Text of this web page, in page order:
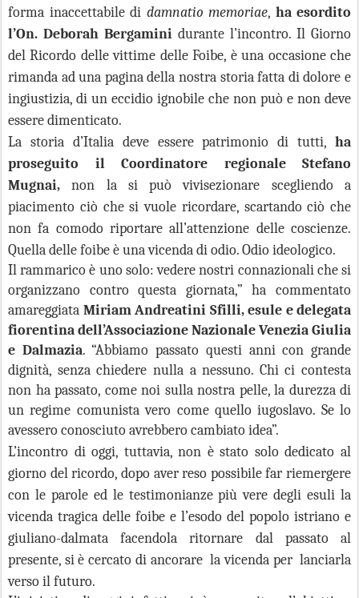
forma inaccettabile di damnatio memoriae, ha esordito
l’On. Deborah Bergamini durante l’incontro. Il Giorno
del Ricordo delle vittime delle Foibe, è una occasione che
rimanda ad una pagina della nostra storia fatta di dolore e
ingiustizia, di un eccidio ignobile che non può e non deve
essere dimenticato.
La storia d’Italia deve essere patrimonio di tutti, ha
proseguito il Coordinatore regionale Stefano
Mugnai, non la si può vivisezionare scegliendo a
piacimento ciò che si vuole ricordare, scartando ciò che
non fa comodo riportare all’attenzione delle coscienze.
Quella delle foibe è una vicenda di odio. Odio ideologico.
Il rammarico è uno solo: vedere nostri connazionali che si
organizzano contro questa giornata,” ha commentato
amareggiata Miriam Andreatini Sfilli, esule edelegata
fiorentina dell’Associazione Nazionale Venezia Giulia
e Dalmazia. “Abbiamo passato questi anni con grande
dignità, senza chiedere nulla a nessuno. Chi ci contesta
non ha passato, come noi sulla nostra pelle, la durezza di
un regime comunista vero come quello iugoslavo. Se lo
avessero conosciuto avrebbero cambiato idea”.
L’incontro di oggi, tuttavia, non è stato solo dedicato al
giorno del ricordo, dopo aver reso possibilefar riemergere
con le parole ed le testimonianze più vere degli esuli la
vicenda tragica delle foibe e l’esodo del popolo istriano e
giuliano-dalmata facendola ritornare dal passato al
presente, si è cercato di ancorare la vicenda per lanciarla
verso il futuro.